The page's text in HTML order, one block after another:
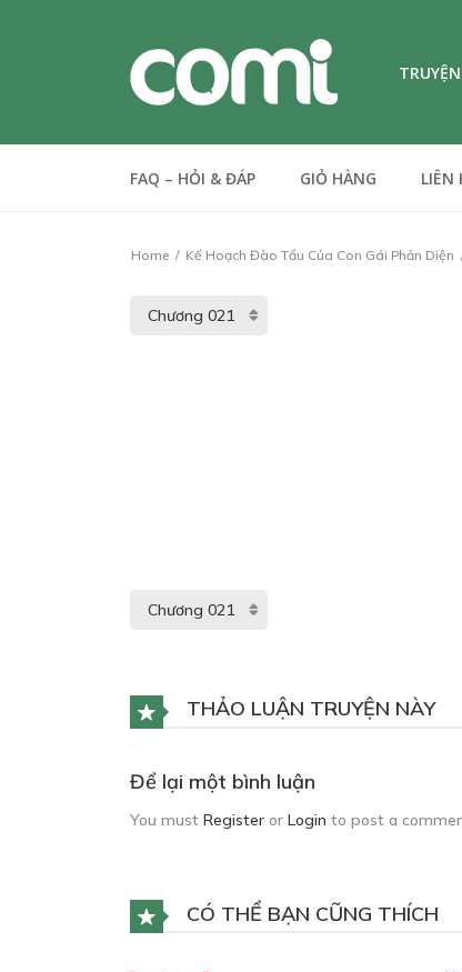
FAQ – HỎI & ĐÁP GIỎ HÀNG LIÊN
Home Kế Hoạch Đào Tẩu Của Con Gái Phản Diện
THẢO LUẬN TRUYỆN NÀY
Để lại một bình luận
You must Register or Login to post a
CÓ THỂ BẠN CŨNG THÍCH